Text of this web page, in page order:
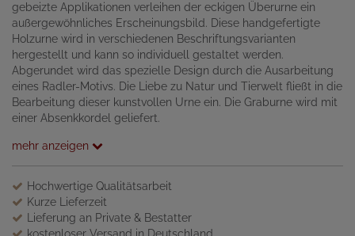
gebeizte Applikationen verleihen der eckigen Überurne ein
außergewöhnliches Erscheinungsbild. Diese handgefertigte
Holzurne wird in verschiedenen Beschriftungsvarianten
hergestellt und kann so individuell gestaltet werden.
Abgerundet wird das spezielle Design durch die Ausarbeitung
eines Radler-Motivs. Die Liebe zu Natur und Tierwelt fließt in die
Bearbeitung dieser kunstvollen Urne ein. Die Graburne wird mit
einer Absenkkordel geliefert.
mehr anzeigen
Hochwertige Qualitätsarbeit
Kurze Lieferzeit
Lieferung an Private & Bestatter